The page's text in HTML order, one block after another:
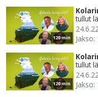
120 min
tullut
Jakso:
120 min
tullut
Jakso: